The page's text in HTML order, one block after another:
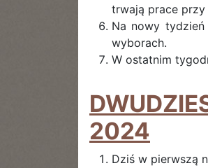
trwają prace przy
Na nowy
wyborach.
W ostatnim
2024
Dziś w pierwszą